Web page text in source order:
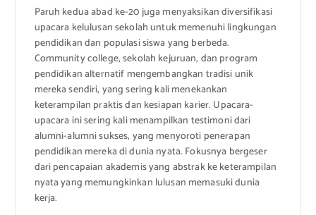
Paruh kedua abad ke-20 juga menyaksikan diversifikasi
upacara kelulusan sekolah untuk memenuhi lingkungan
pendidikan dan populasi siswa yang berbeda.
Community college, sekolah kejuruan, dan program
pendidikan alternatif mengembangkan tradisi unik
mereka sendiri, yang sering kali menekankan
keterampilan praktis dan kesiapan karier. Upacara-
upacara ini sering kali menampilkan testimoni dari
alumni-alumni sukses, yang menyoroti penerapan
pendidikan mereka di dunia nyata. Fokusnya bergeser
dari pencapaian akademis yang abstrak ke keterampilan
nyata yang memungkinkan lulusan memasuki dunia
kerja.